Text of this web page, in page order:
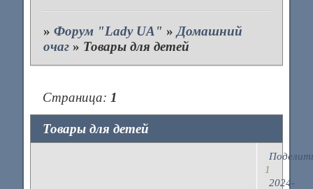
»Форум "Lady UA" » Домашний
очаг » Товары для детей
Товары для детей
Страница:1
1
2024-